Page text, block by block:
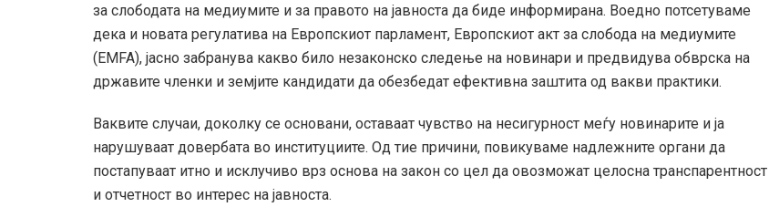
за слободата на медиумите и за правото на јавноста да биде информирана. Воедно потсетуваме
дека и новата регулатива на Европскиот парламент, Европскиот акт за слобода на медиумите
(EMFA), јасно забранува какво било незаконско следење на новинари и предвидува обврска на
државите членки и земјите кандидати да обезбедат ефективна заштита од вакви практики.
Ваквите случаи, доколку се основани, оставаат чувство на несигурност меѓу новинарите и ја
нарушуваат довербата во институциите. Од тие причини, повикуваме надлежните органи да
постапуваат итно и исклучиво врз основа на закон со цел да овозможат целосна транспарентност
и отчетност во интерес на јавноста.